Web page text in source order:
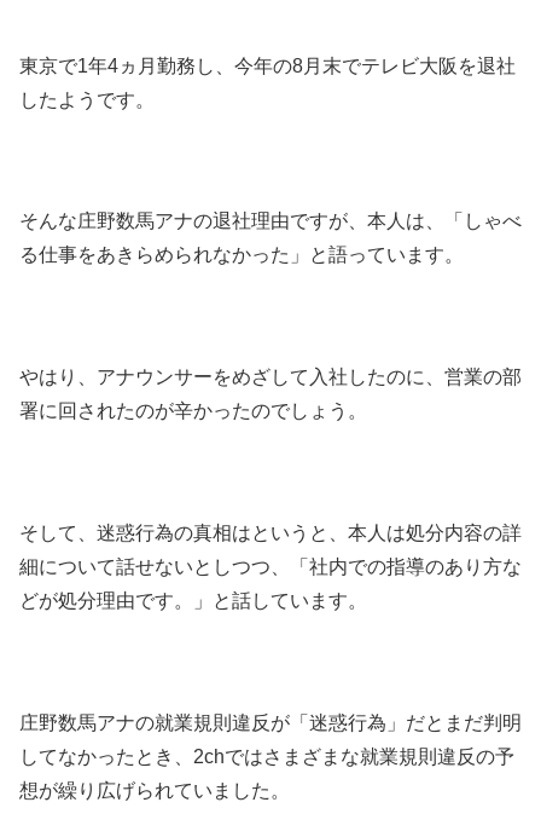
東京で1年4ヵ月勤務し、今年の8月末でテレビ大阪を退社
したようです。
そんな庄野数馬アナの退社理由ですが、本人は、「しゃべ
る仕事をあきらめられなかった」と語っています。
やはり、アナウンサーをめざして入社したのに、営業の部
署に回されたのが辛かったのでしょう。
そして、迷惑行為の真相はというと、本人は処分内容の詳
細について話せないとしつつ、「社内での指導のあり方な
どが処分理由です。」と話しています。
庄野数馬アナの就業規則違反が「迷惑行為」だとまだ判明
してなかったとき、2chではさまざまな就業規則違反の予
想が繰り広げられていました。